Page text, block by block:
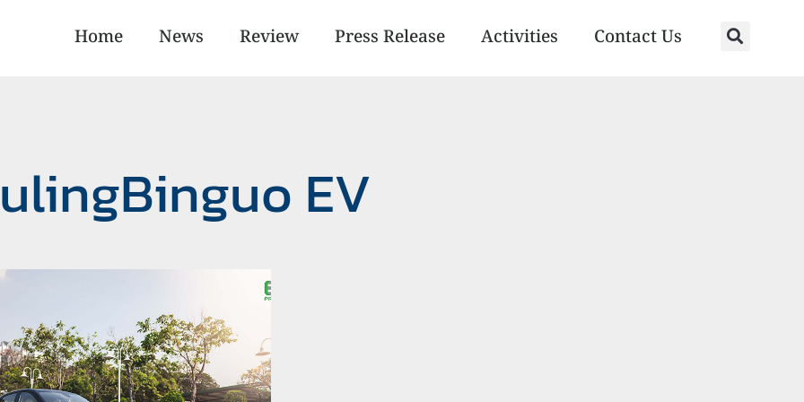
Home News Review Press Release Activities Contact Us
EV